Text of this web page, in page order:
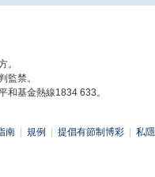
。
監禁。
和基金熱線1834 633。
南 規例 提倡有節制博彩 私